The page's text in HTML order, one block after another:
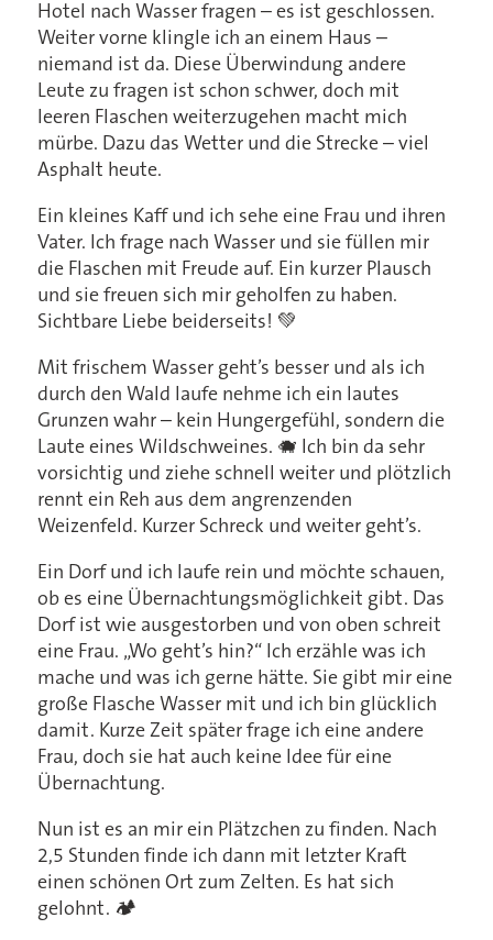
Hotel nach Wasser fragen – es ist geschlossen.
Weiter vorne klingle ich an einem Haus –
niemand ist da. Diese Überwindung andere
Leute zu fragen ist schon schwer, doch mit
leeren Flaschen weiterzugehen macht mich
mürbe. Dazu das Wetter und die Strecke – viel
Asphalt heute.
Ein kleines Kaff und ich sehe eine Frau und ihren
Vater. Ich frage nach Wasser und sie füllen mir
die Flaschen mit Freude auf. Ein kurzer Plausch
und sie freuen sich mir geholfen zu haben.
Sichtbare Liebe beiderseits! 💚
Mit frischem Wasser geht’s besser und als ich
durch den Wald laufe nehme ich ein lautes
Grunzen wahr – kein Hungergefühl, sondern die
Laute eines Wildschweines. 🐗 Ich bin da sehr
vorsichtig und ziehe schnell weiter und plötzlich
rennt ein Reh aus dem angrenzenden
Weizenfeld. Kurzer Schreck und weiter geht’s.
Ein Dorf und ich laufe rein und möchte schauen,
ob es eine Übernachtungsmöglichkeit gibt. Das
Dorf ist wie ausgestorben und von oben schreit
eine Frau. „Wo geht’s hin?“ Ich erzähle was ich
mache und was ich gerne hätte. Sie gibt mir eine
große Flasche Wasser mit und ich bin glücklich
damit. Kurze Zeit später frage ich eine andere
Frau, doch sie hat auch keine Idee für eine
Übernachtung.
Nun ist es an mir ein Plätzchen zu finden. Nach
2,5 Stunden finde ich dann mit letzter Kraft
einen schönen Ort zum Zelten. Es hat sich
gelohnt. 🏕️